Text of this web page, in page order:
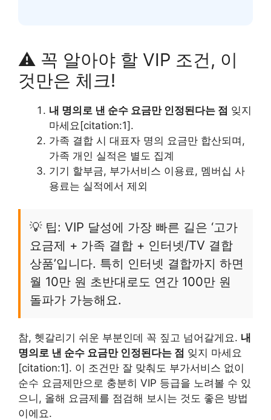
⚠️ 꼭 알아야 할 VIP 조건, 이
것만은 체크!
내 명의로 낸 순수 요금만 인정된다는 점 잊지
마세요[citation:1].
가족 결합 시 대표자 명의 요금만 합산되며,
가족 개인 실적은 별도 집계
기기 할부금, 부가서비스 이용료, 멤버십 사
용료는 실적에서 제외
💡 팁: VIP 달성에 가장 빠른 길은 ‘고가
요금제 + 가족 결합 + 인터넷/TV 결합
상품’입니다. 특히 인터넷 결합까지 하면
월 10만 원 초반대로도 연간 100만 원
돌파가 가능해요.
참, 헷갈리기 쉬운 부분인데 꼭 짚고 넘어갈게요. 내
명의로 낸 순수 요금만 인정된다는 점 잊지 마세요
[citation:1]. 이 조건만 잘 맞춰도 부가서비스 없이
순수 요금제만으로 충분히 VIP 등급을 노려볼 수 있
으니, 올해 요금제를 점검해 보시는 것도 좋은 방법
이에요.